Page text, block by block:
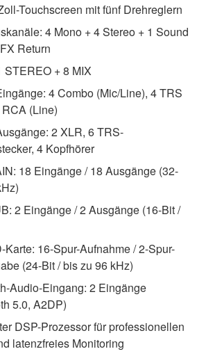
Touchscreen mit fünf Drehreglern
4 Mono + 4 Stereo + 1 Sound
Return
STEREO + 8 MIX
4 Combo (Mic/Line), 4 TRS
(Line)
2 XLR, 6 TRS-
4 Kopfhörer
18 Eingänge / 18 Ausgänge (32-
2 Eingänge / 2 Ausgänge (16-Bit /
Karte: 16-Spur-Aufnahme / 2-Spur-
(24-Bit / bis zu 96 kHz)
Audio-Eingang: 2 Eingänge
5.0, A2DP)
DSP-Prozessor für professionellen
latenzfreies Monitoring